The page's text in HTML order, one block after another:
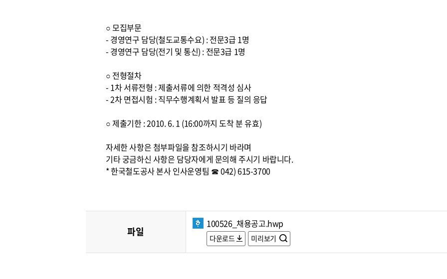
○ 모집부문
- 경영연구 담당(철도교통수요) : 전문3급 1명
- 경영연구 담당(전기 및 통신) : 전문3급 1명
○ 전형절차
- 1차 서류전형 : 제출서류에 의한 적격성 심사
- 2차 면접시험 : 직무수행계획서 발표 등 질의 응답
○ 제출기한 : 2010. 6. 1 (16:00까지 도착 분 유효)
자세한 사항은 첨부파일을 참조하시기 바라며
기타 궁금하신 사항은 담당자에게 문의해 주시기 바랍니다.
* 한국철도공사 본사 인사운영팀 ☎ 042) 615-3700
파일
100526_채용공고.hwp
다운로드 미리보기